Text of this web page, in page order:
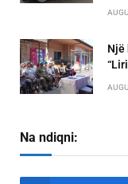
Një
Na ndiqni: